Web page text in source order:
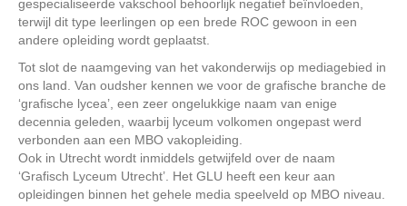
gespecialiseerde vakschool behoorlijk negatief beïnvloeden,
terwijl dit type leerlingen op een brede ROC gewoon in een
andere opleiding wordt geplaatst.
Tot slot de naamgeving van het vakonderwijs op mediagebied in
ons land. Van oudsher kennen we voor de grafische branche de
‘grafische lycea’, een zeer ongelukkige naam van enige
decennia geleden, waarbij lyceum volkomen ongepast werd
verbonden aan een MBO vakopleiding.
Ook in Utrecht wordt inmiddels getwijfeld over de naam
‘Grafisch Lyceum Utrecht’. Het GLU heeft een keur aan
opleidingen binnen het gehele media speelveld op MBO niveau.